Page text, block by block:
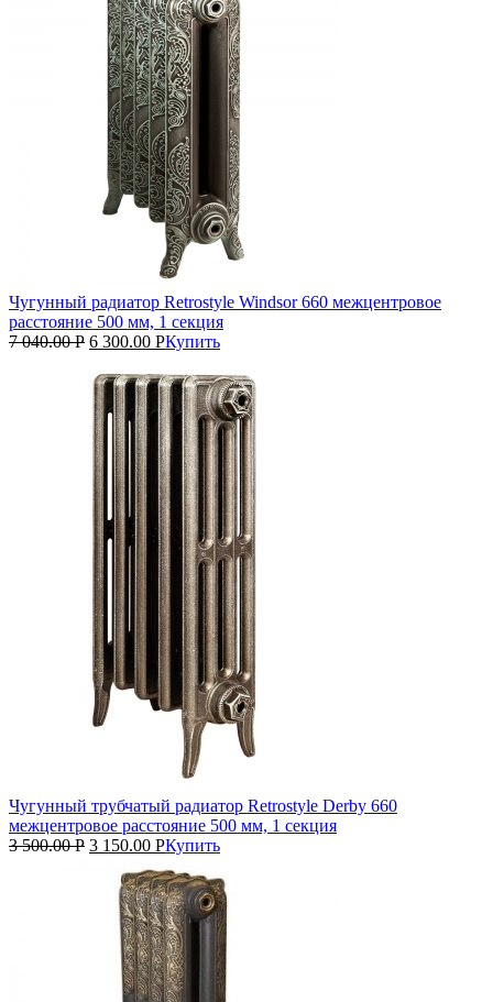
Чугунный радиатор Retrostyle Windsor 660 межцентровое
расстояние 500 мм, 1 секция
7 040.00Р 6 300.00 РКупить
Чугунный трубчатый радиатор Retrostyle Derby 660
межцентровое расстояние 500 мм, 1 секция
3 500.00Р 3 150.00 РКупить